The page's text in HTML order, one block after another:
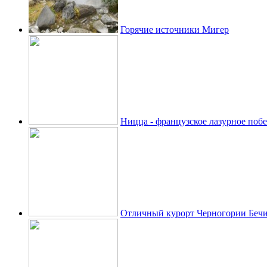
Горячие источники Мигер
Ницца - французское лазурное
Отличный курорт Черногории